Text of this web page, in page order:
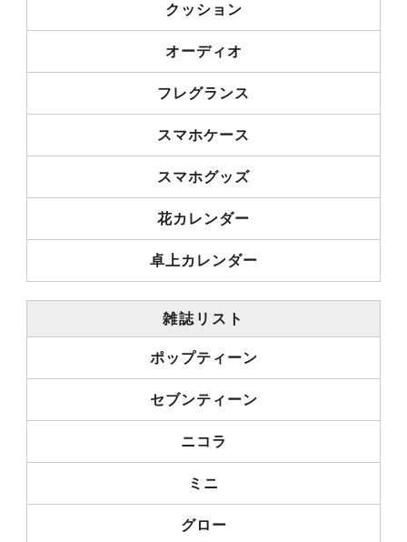
クッション
オーディオ
フレグランス
スマホケース
スマホグッズ
花カレンダー
卓上カレンダー
雑誌リスト
ポップティーン
セブンティーン
ニコラ
ミニ
グロー